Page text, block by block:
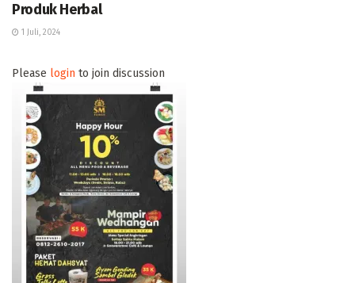
Produk Herbal
1 Juli, 2024
Please login to join discussion